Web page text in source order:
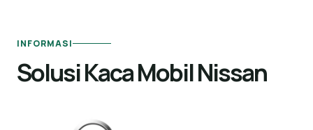
INFORMASI
Solusi Kaca Mobil Nissan